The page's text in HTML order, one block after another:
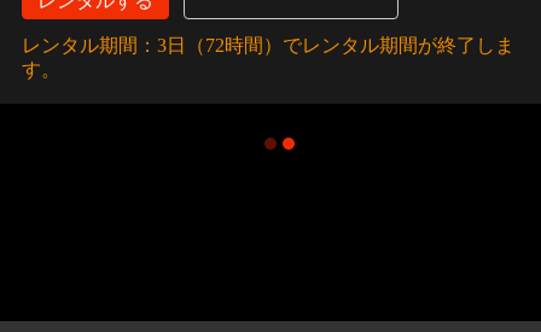
レンタル期間：3日（72時間）でレンタル期間が終了しま
す。